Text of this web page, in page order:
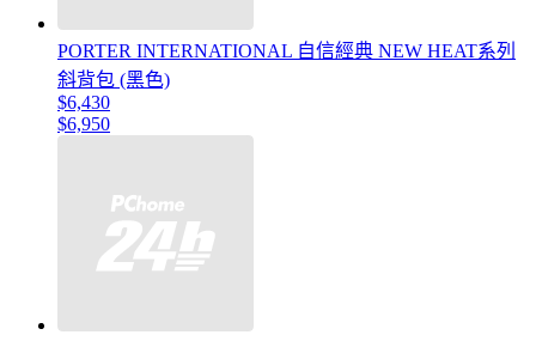
PORTER INTERNATIONAL 自信經典 NEW HEAT系列
斜背包 (黑色)
$6,430
$6,950